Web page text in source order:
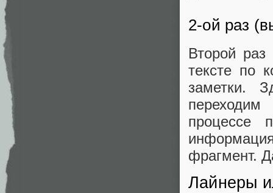
2-ой раз
Второй
тексте по
заметки.
процессе
фрагмент.
Лайнеры